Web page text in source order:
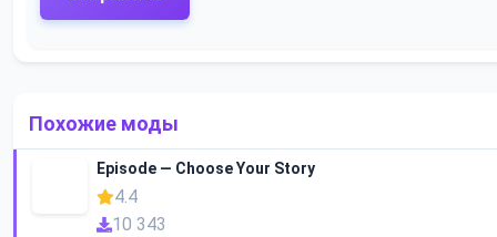
Похожие моды
Episode — Choose Your Story
4.4
10 343